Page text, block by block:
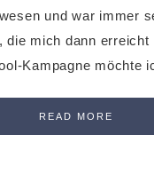
und war immer
die mich dann erreicht
Kampagne möchte
READ MORE